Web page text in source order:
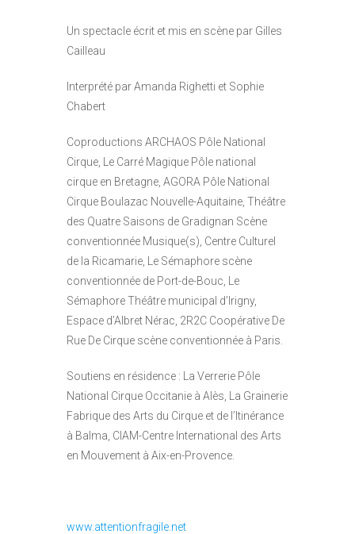
Un spectacle écrit et mis en scène par Gilles
Cailleau
Interprété par Amanda Righetti et Sophie
Chabert
Coproductions ARCHAOS Pôle National
Cirque, Le Carré Magique Pôle national
cirque en Bretagne, AGORA Pôle National
Cirque Boulazac Nouvelle-Aquitaine, Théâtre
des Quatre Saisons de Gradignan Scène
conventionnée Musique(s), Centre Culturel
de la Ricamarie, Le Sémaphore scène
conventionnée de Port-de-Bouc, Le
Sémaphore Théâtre municipal d’Irigny,
Espace d’Albret Nérac, 2R2C Coopérative De
Rue De Cirque scène conventionnée à Paris.
Soutiens en résidence : La Verrerie Pôle
National Cirque Occitanie à Alès, La Grainerie
Fabrique des Arts du Cirque et de l’Itinérance
à Balma, CIAM-Centre International des Arts
en Mouvement à Aix-en-Provence.
www.attentionfragile.net